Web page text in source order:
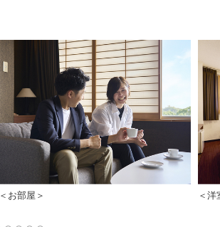
＜お部屋＞ ＜洋